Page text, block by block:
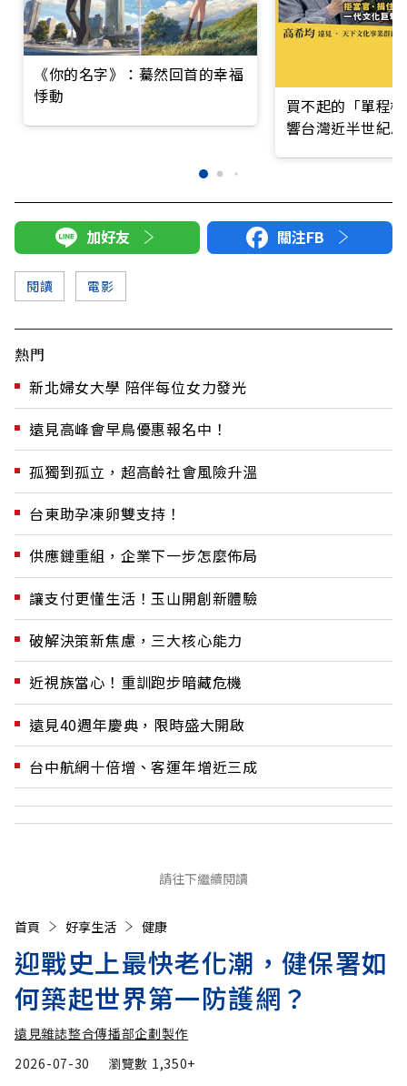
《你的名字》：驀然回首的幸福
悸動
買不起的「單程
響台灣近半世紀
加好友 關注FB
閱讀 電影
熱門
新北婦女大學 陪伴每位女力發光
遠見高峰會早鳥優惠報名中！
孤獨到孤立，超高齡社會風險升溫
台東助孕凍卵雙支持！
供應鏈重組，企業下一步怎麼佈局
讓支付更懂生活！玉山開創新體驗
破解決策新焦慮，三大核心能力
近視族當心！重訓跑步暗藏危機
遠見40週年慶典，限時盛大開啟
台中航網十倍增、客運年增近三成
請往下繼續閱讀
首頁 好享生活 健康
迎戰史上最快老化潮，健保署如
何築起世界第一防護網？
遠見雜誌整合傳播部企劃製作
2026-07-30
瀏覽數 1,350+